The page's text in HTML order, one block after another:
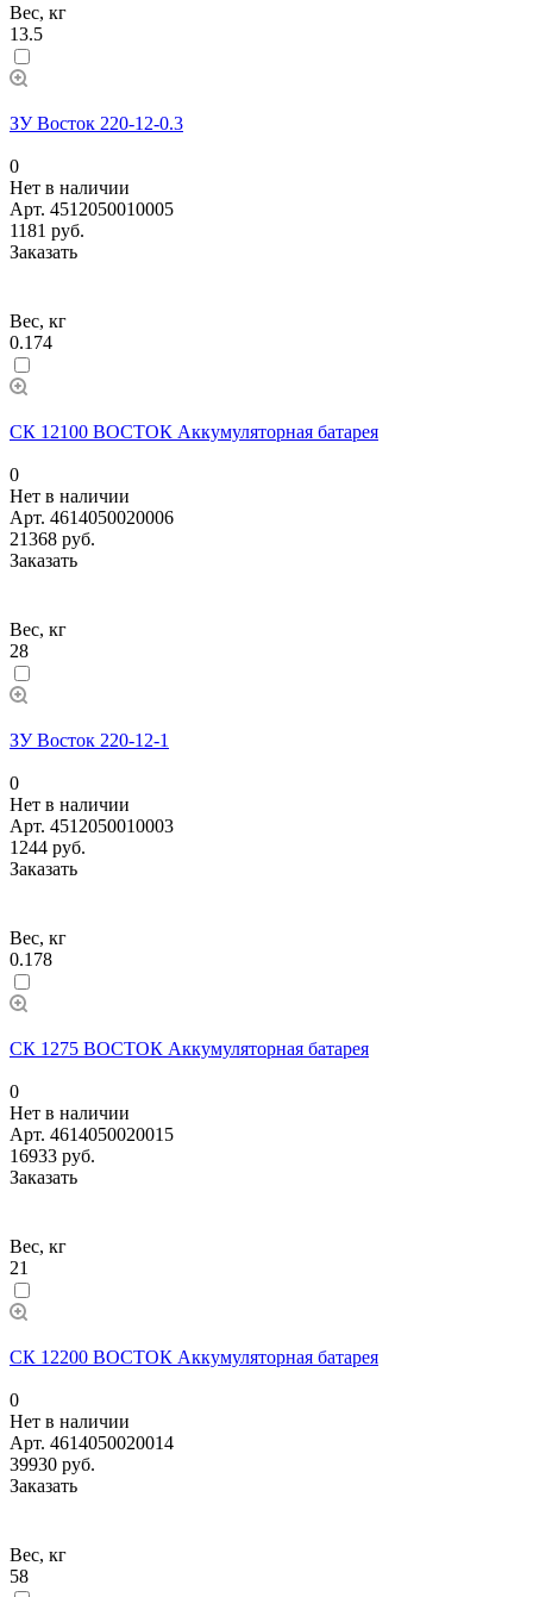
Вес, кг
13.5
ЗУ Восток 220-12-0.3
0
Нет в наличии
Арт. 4512050010005
1181 руб.
Заказать
Вес, кг
0.174
СК 12100 ВОСТОК Аккумуляторная батарея
0
Нет в наличии
Арт. 4614050020006
21368 руб.
Заказать
Вес, кг
28
ЗУ Восток 220-12-1
0
Нет в наличии
Арт. 4512050010003
1244 руб.
Заказать
Вес, кг
0.178
СК 1275 ВОСТОК Аккумуляторная батарея
0
Нет в наличии
Арт. 4614050020015
16933 руб.
Заказать
Вес, кг
21
СК 12200 ВОСТОК Аккумуляторная батарея
0
Нет в наличии
Арт. 4614050020014
39930 руб.
Заказать
Вес, кг
58